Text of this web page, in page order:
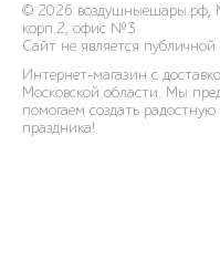
© 2026 воздушныешары.рф,
корп.2, офис №3
Сайт не является
Интернет-магазин с
Московской области. Мы
помогаем создать
праздника!